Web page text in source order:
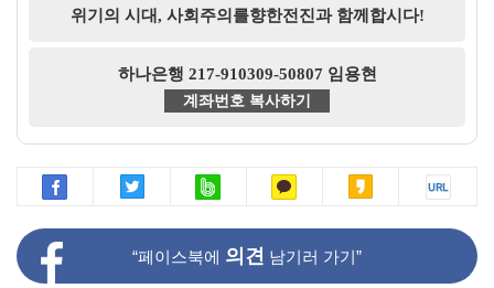
위기의 시대, 사회주의를향한전진과 함께합시다!
하나은행 217-910309-50807 임용현
계좌번호 복사하기
“페이스북에 의견 남기러 가기”